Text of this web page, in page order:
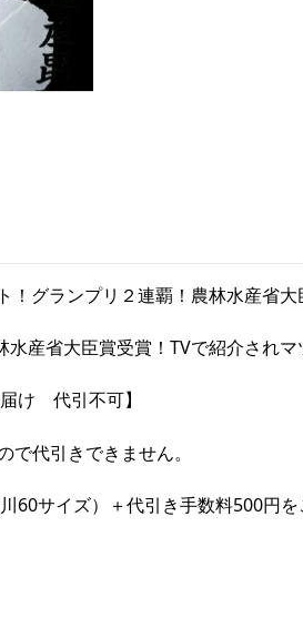
！グランプリ２連覇！農林水産省
産省大臣賞受賞！TVで紹介されマ
け 代引不可】
代引きできません。
60サイズ）＋代引き手数料500円を